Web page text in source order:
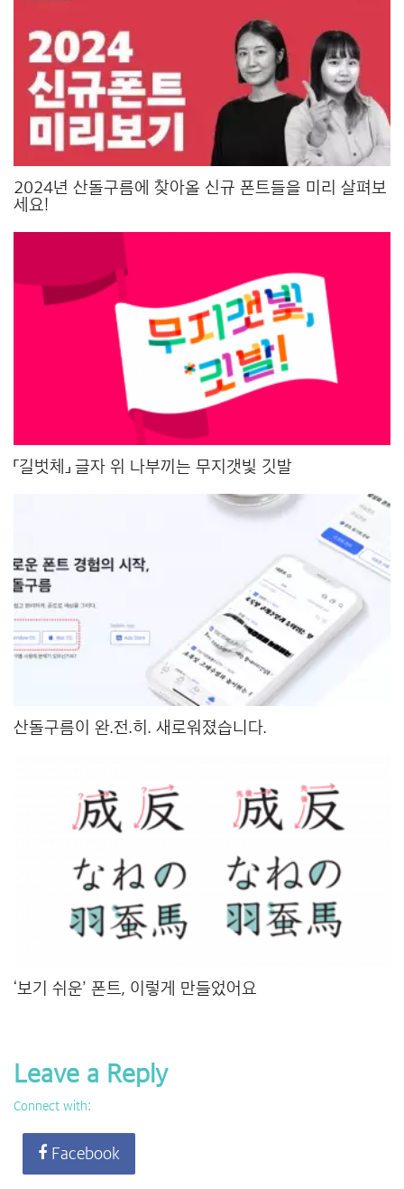
2024년 산돌구름에 찾아올 신규 폰트들을 미리 살펴보
세요!
「길벗체」 글자 위 나부끼는 무지갯빛 깃발
산돌구름이 완.전.히. 새로워졌습니다.
‘보기 쉬운’ 폰트, 이렇게 만들었어요
Leave a Reply
Connect with:
Facebook